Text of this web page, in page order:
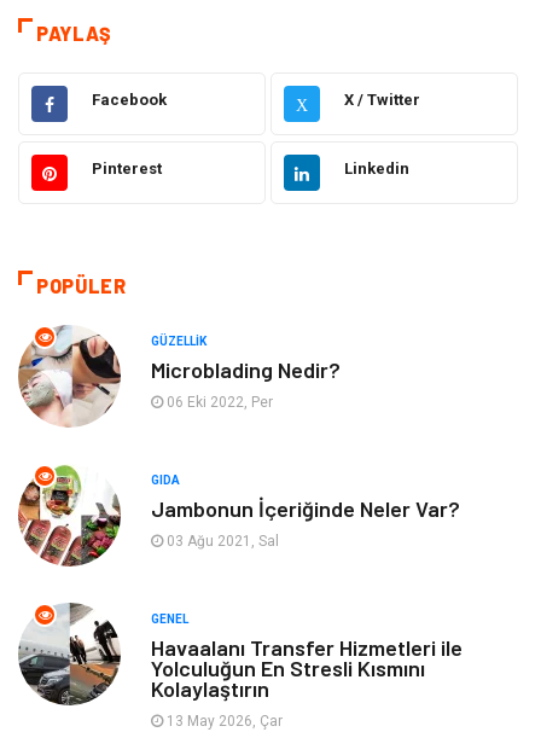
Eğitim
Dekorasyon Elektronik
Güzellik Makine
Sağlıklı Yaşam
Yeme İçme
Organizasyon
Moda
Emlak Spor
Genel Kültür Tatil
İnternet
PAYLAŞ
Facebook X X / Twitter
Pinterest Linkedin
POPÜLER
GÜZELLIK
Microblading Nedir?
06 Eki 2022, Per
GIDA
Jambonun İçeriğinde Neler Var?
03 Ağu 2021, Sal
GENEL
Havaalanı Transfer Hizmetleri ile
Yolculuğun En Stresli Kısmını
Kolaylaştırın
13 May 2026, Çar